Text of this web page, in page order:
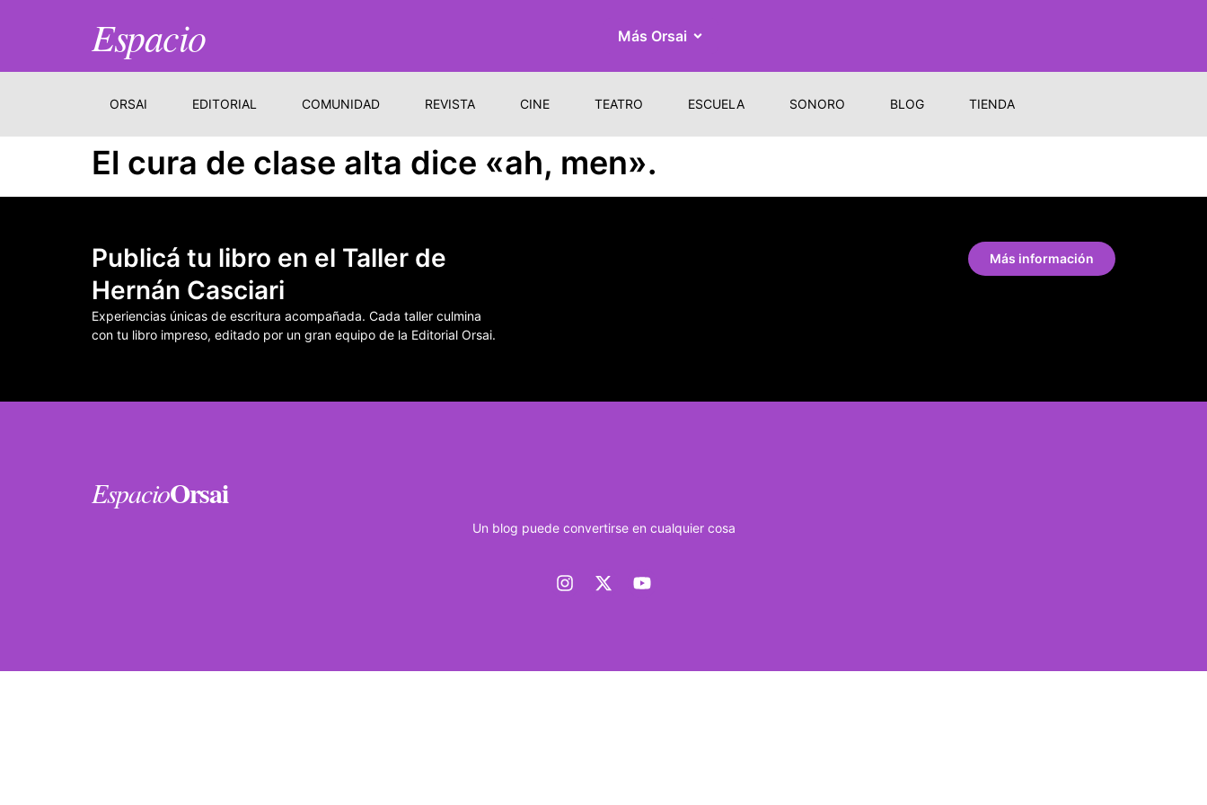
Espacio Más Orsai
ORSAI EDITORIAL COMUNIDAD REVISTA CINE TEATRO ESCUELA SONORO BLOG TIENDA
El cura de clase alta dice «ah, men».
Publicá tu libro en el Taller de
Hernán Casciari
Experiencias únicas de escritura acompañada. Cada taller culmina
con tu libro impreso, editado por un gran equipo de la Editorial Orsai.
Más información
EspacioOrsai
Un blog puede convertirse en cualquier cosa